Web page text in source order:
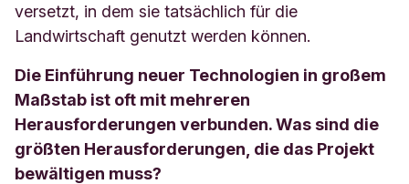
versetzt, in dem sie tatsächlich für die
Landwirtschaft genutzt werden können.
Die Einführung neuer Technologien in großem
Maßstab ist oft mit mehreren
Herausforderungen verbunden. Was sind die
größten Herausforderungen, die das Projekt
bewältigen muss?